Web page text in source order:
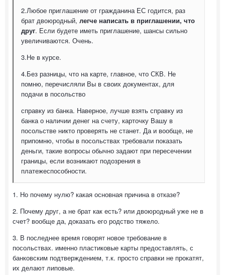
2.Любое приглашение от гражданина ЕС годится, раз
брат двоюродный, легче написать в приглашении, что
друг. Если будете иметь приглашение, шансы сильно
увеличиваются. Очень.
3.Не в курсе.
4.Без разницы, что на карте, главное, что СКВ. Не
помню, перечисляли Вы в своих документах, для
подачи в посольство
справку из банка. Наверное, лучше взять справку из
банка о наличии денег на счету, карточку Вашу в
посольстве никто проверять не станет. Да и вообще, не
припомню, чтобы в посольствах требовали показать
деньги, такие вопросы обычно задают при пересечении
границы, если возникают подозрения в
платежеспособности.
1. Но почему нулю? какая основная причина в отказе?
2. Почему друг, а не брат как есть? или двоюродный уже не в
счет? вообще да, доказать его родство тяжело.
3. В последнее время говорят новое требование в
посольствах. именно пластиковые карты предоставлять, с
банковским подтверждением, т.к. просто справки не прокатят,
их делают липовые.